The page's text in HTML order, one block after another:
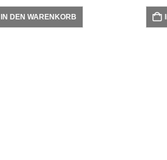
IN DEN WARENKORB